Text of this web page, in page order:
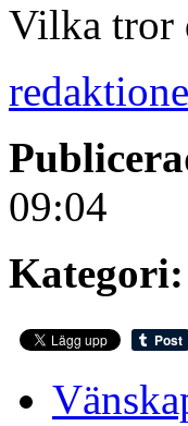
Vilka tror
09:04
Kategori: